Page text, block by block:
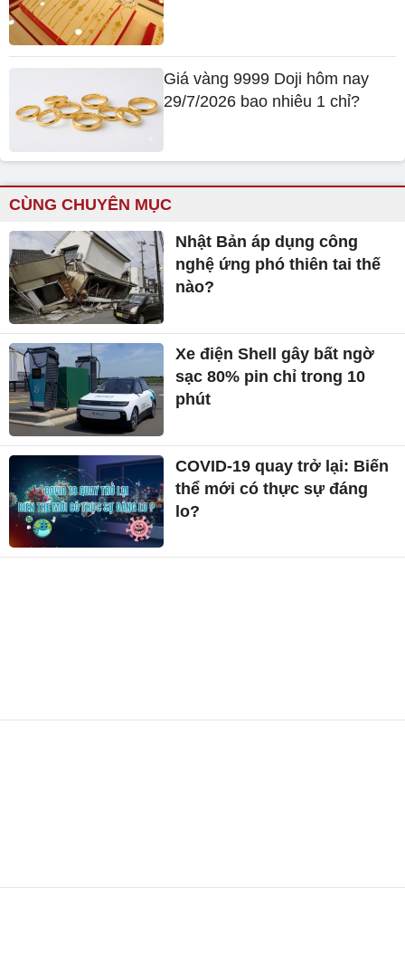
Giá vàng 9999 Doji hôm nay
29/7/2026 bao nhiêu 1 chỉ?
CÙNG CHUYÊN MỤC
Nhật Bản áp dụng công
nghệ ứng phó thiên tai thế
nào?
Xe điện Shell gây bất ngờ
sạc 80% pin chỉ trong 10
phút
COVID-19 quay trở lại: Biến
thể mới có thực sự đáng
lo?